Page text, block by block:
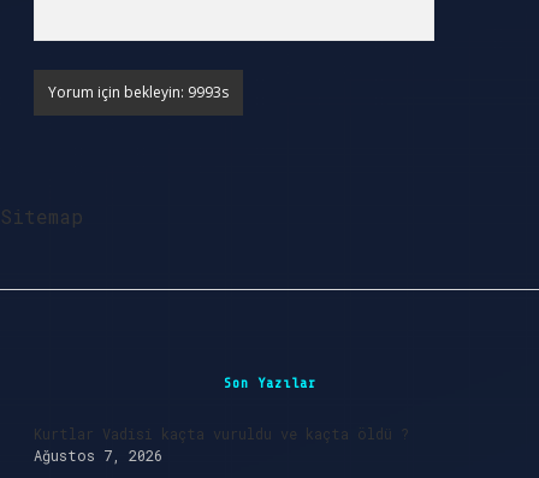
Sitemap
Son Yazılar
Kurtlar Vadisi kaçta vuruldu ve kaçta öldü ?
Ağustos 7, 2026